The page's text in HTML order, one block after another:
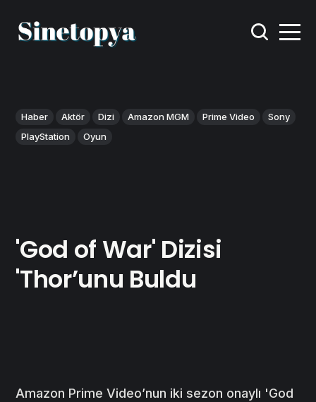
Haber Aktör Dizi Amazon MGM Prime Video
Sony
PlayStation
Oyun
'God of War' Dizisi
'Thor’unu Buldu
Amazon Prime Video’nun iki sezon onaylı 'God